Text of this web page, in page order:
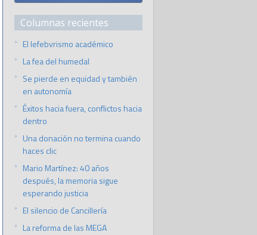
Columnas recientes
El lefebvrismo académico
La fea del humedal
Se pierde en equidad y también
en autonomía
Éxitos hacia fuera, conflictos hacia
dentro
Una donación no termina cuando
haces clic
Mario Martínez: 40 años
después, la memoria sigue
esperando justicia
El silencio de Cancillería
La reforma de las MEGA